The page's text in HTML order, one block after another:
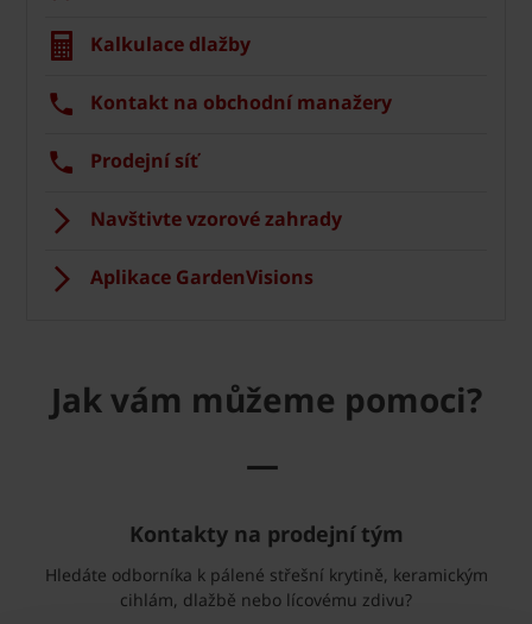
Kalkulace dlažby
Kontakt na obchodní manažery
Prodejní síť
Navštivte vzorové zahrady
Aplikace GardenVisions
Jak vám můžeme pomoci?
—
Kontakty na prodejní tým
Hledáte odborníka k pálené střešní krytině, keramickým
cihlám, dlažbě nebo lícovému zdivu?